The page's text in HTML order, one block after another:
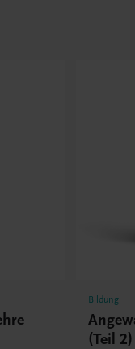
Bildung
(Teil